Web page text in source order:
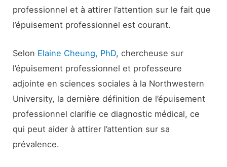
professionnel et à attirer l’attention sur le fait que
l’épuisement professionnel est courant.
Selon Elaine Cheung, PhD, chercheuse sur
l’épuisement professionnel et professeure
adjointe en sciences sociales à la Northwestern
University, la dernière définition de l’épuisement
professionnel clarifie ce diagnostic médical, ce
qui peut aider à attirer l’attention sur sa
prévalence.